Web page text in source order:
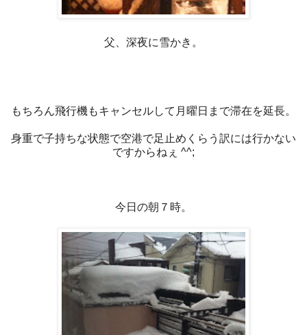
父、深夜に雪かき。
もちろん飛行機もキャンセルして月曜日まで滞在を延長。
身重で子持ちな状態で空港で足止めくらう訳には行かない
ですからねぇ ^^;
今日の朝７時。